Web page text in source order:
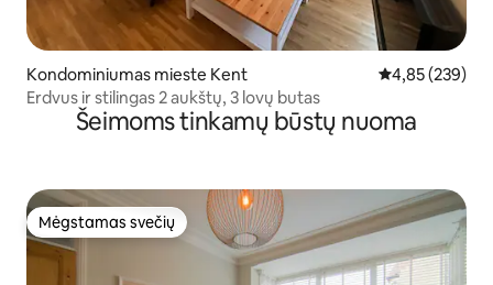
Kondominiumas mieste Kent Vidutinis
4,85 (239)
Erdvus ir stilingas 2 aukštų, 3 lovų butas
Šeimoms tinkamų būstų nuoma
Mėgstamas svečių
Mėgstamas svečių